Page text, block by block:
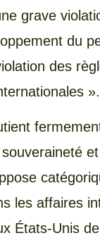
grave
du
des
».
les affaires
États-Unis